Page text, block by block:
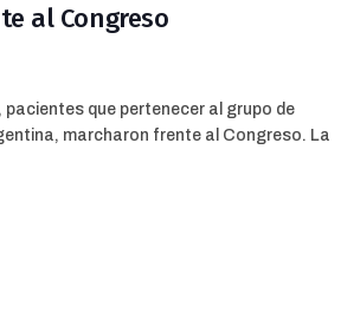
al Congreso
que pertenecer al grupo de
marcharon frente al Congreso. La